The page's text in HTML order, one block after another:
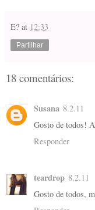
E? at 12:33
Partilhar
18 comentários:
Susana 8.2.11
Gosto de todos!
Responder
teardrop 8.2.11
Gosto de todos,